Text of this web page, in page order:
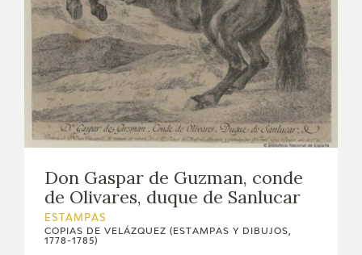
Don Gaspar de Guzman, conde
de Olivares, duque de Sanlucar
ESTAMPAS
COPIAS DE VELÁZQUEZ (ESTAMPAS Y DIBUJOS,
1778-1785)